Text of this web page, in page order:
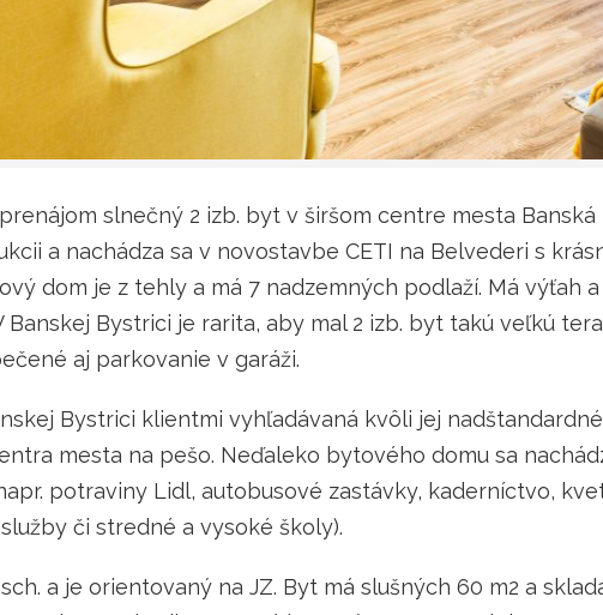
slnečný 2 izb. byt v širšom centre mesta Banská
a nachádza sa v novostavbe CETI na Belvederi s
dom je z tehly a má 7 nadzemných podlaží. Má výťah
Banskej Bystrici je rarita, aby mal 2 izb. byt takú veľkú
aj parkovanie v garáži.
Bystrici klientmi vyhľadávaná kvôli jej
mesta na pešo. Neďaleko bytového domu sa
potraviny Lidl, autobusové zastávky, kaderníctvo,
či stredné a vysoké školy).
a je orientovaný na JZ. Byt má slušných 60 m2 a